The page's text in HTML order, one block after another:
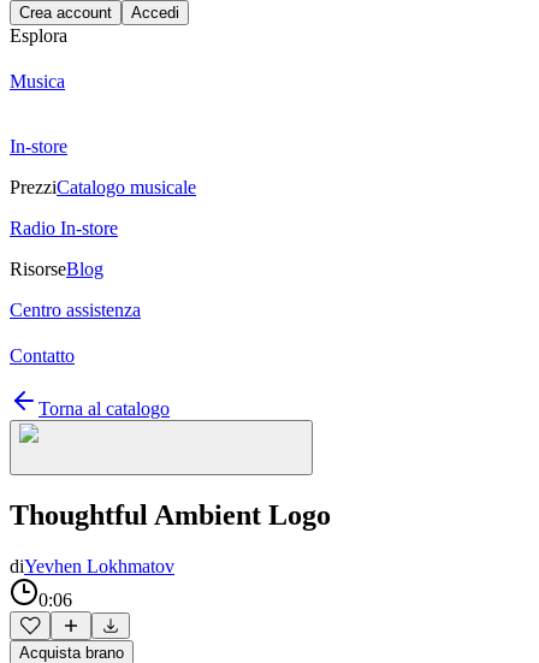
Crea account Accedi
Esplora
Musica
In-store
PrezziCatalogo musicale
Radio In-store
RisorseBlog
Centro assistenza
Contatto
Torna al catalogo
Thoughtful Ambient Logo
diYevhen Lokhmatov
0:06
Acquista brano